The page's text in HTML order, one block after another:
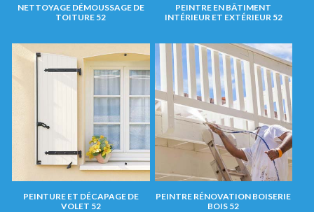
NETTOYAGE DÉMOUSSAGE DE
TOITURE 52
PEINTRE EN BÂTIMENT
INTÉRIEUR ET EXTÉRIEUR 52
PEINTURE ET DÉCAPAGE DE
VOLET 52
PEINTRE RÉNOVATION BOISERIE
BOIS 52